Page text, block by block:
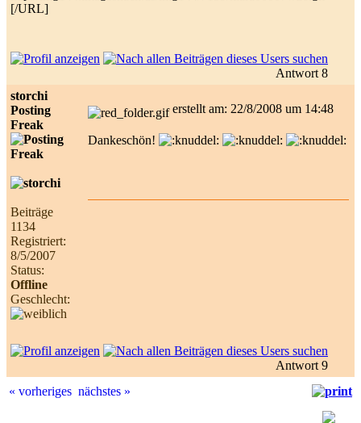
[/URL]
Antwort 8
storchi
Posting
Freak
Beiträge
1134
Registriert:
8/5/2007
Status:
Offline
Geschlecht:
erstellt am: 22/8/2008 um 14:48
Dankeschön!
Antwort 9
« vorheriges nächstes »